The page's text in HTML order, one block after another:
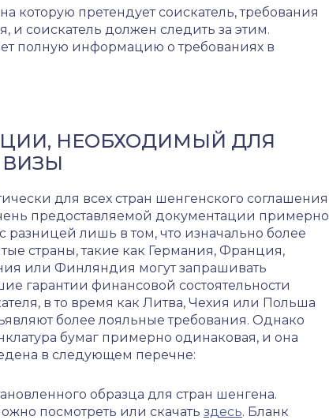
которую претендует соискатель, требования
и соискатель должен следить за этим.
полную информацию о требованиях в
НЕОБХОДИМЫЙ ДЛЯ
для всех стран шенгенского соглашения
предоставляемой документации примерно
разницей лишь в том, что изначально более
страны, такие как Германия, Франция,
или Финляндия могут запрашивать
гарантии финансовой состоятельности
в то время как Литва, Чехия или Польша
более лояльные требования. Однако
бумаг примерно одинаковая, и она
в следующем перечне:
образца для стран шенгена.
посмотреть или скачать здесь. Бланк